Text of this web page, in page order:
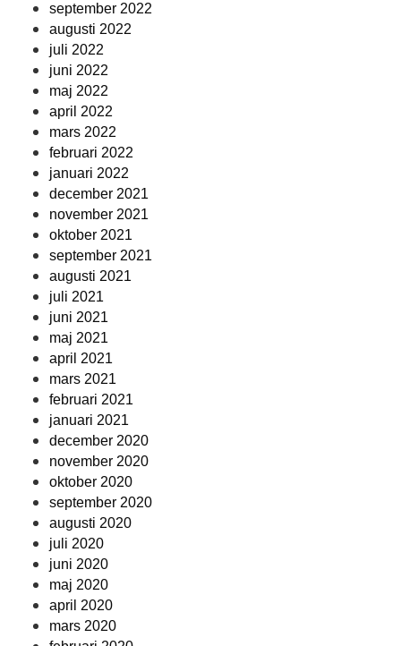
september 2022
augusti 2022
juli 2022
juni 2022
maj 2022
april 2022
mars 2022
februari 2022
januari 2022
december 2021
november 2021
oktober 2021
september 2021
augusti 2021
juli 2021
juni 2021
maj 2021
april 2021
mars 2021
februari 2021
januari 2021
december 2020
november 2020
oktober 2020
september 2020
augusti 2020
juli 2020
juni 2020
maj 2020
april 2020
mars 2020